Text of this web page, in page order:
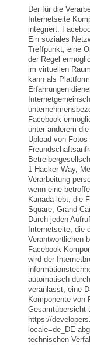
Der für die
Internetseite
integriert.
Ein soziales
Treffpunkt, eine
der Regel
im virtuellen
kann als
Erfahrungen
Facebook
unter anderem
Upload von
1 Hacker Way,
Verarbeitung
wenn eine
Kanada lebt, die
Square, Grand
Durch jeden
Internetseite, die
Verantwortlichen
Facebook-
wird der
automatisch
veranlasst, eine
Komponente von
Gesamtübersicht
https://
locale=de_DE
technischen